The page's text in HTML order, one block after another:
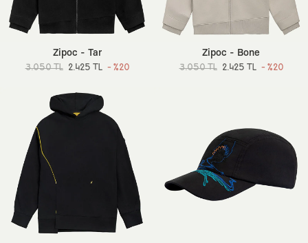
Zipoc - Tar
3.050 TL 2.425 TL - %20
Zipoc - Bone
3.050 TL 2.425 TL - %20